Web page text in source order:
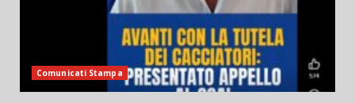
Comunicati Stampa